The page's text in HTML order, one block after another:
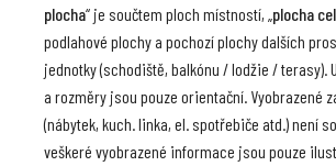
plocha“ je součtem ploch místností, „plocha
podlahové plochy a pochozí plochy dalších
jednotky (schodiště, balkónu / lodžie / terasy).
a rozměry jsou pouze orientační. Vyobrazené
(nábytek, kuch. linka, el. spotřebiče atd.) není
veškeré vyobrazené informace jsou pouze